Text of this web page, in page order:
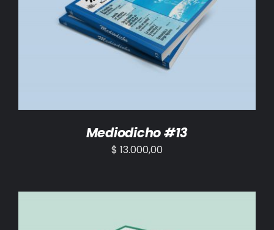
AÑADIR AL CARRITO / DETALLES
Mediodicho #13
$ 13.000,00